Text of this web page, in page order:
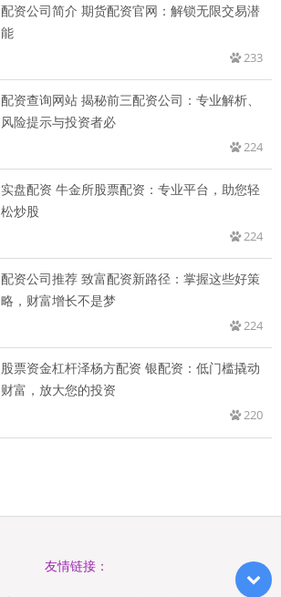
配资公司简介 期货配资官网：解锁无限交易潜
能
233
配资查询网站 揭秘前三配资公司：专业解析、
风险提示与投资者必
224
实盘配资 牛金所股票配资：专业平台，助您轻
松炒股
224
配资公司推荐 致富配资新路径：掌握这些好策
略，财富增长不是梦
224
股票资金杠杆泽杨方配资 银配资：低门槛撬动
财富，放大您的投资
220
友情链接：